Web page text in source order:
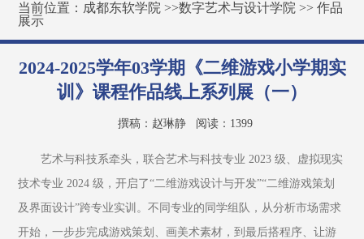
当前位置： 成都东软学院 >>数字艺术与设计学院 >>作品
展示
2024-2025学年03学期《二维游戏小学期实
训》课程作品线上系列展（一）
撰稿：赵琳静 阅读： 1399
艺术与科技系牵头，联合艺术与科技专业 2023 级、虚拟现实
技术专业 2024 级，开启了“二维游戏设计与开发”“二维游戏策划
及界面设计”跨专业实训。不同专业的同学组队，从分析市场需求
开始，一步步完成游戏策划、画美术素材，到最后搭程序、让游